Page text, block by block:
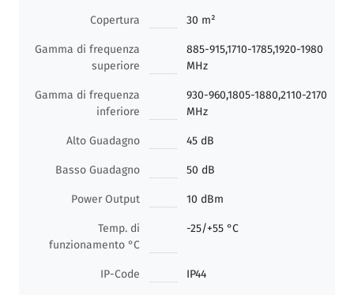
Copertura 30 m²
Gamma di frequenza
superiore
885-915,1710-1785,1920-1980
MHz
Gamma di frequenza
inferiore
930-960,1805-1880,2110-2170
MHz
Alto Guadagno 45 dB
Basso Guadagno 50 dB
Power Output 10 dBm
Temp. di
funzionamento °C
-25/+55 °C
IP-Code IP44